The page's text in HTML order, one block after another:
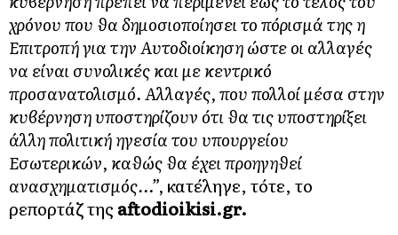
χρόνου που θα δημοσιοποίησει το πόρισμά της η
Επιτροπή για την Αυτοδιοίκηση ώστε οι αλλαγές
να είναι συνολικές και με κεντρικό
προσανατολισμό. Αλλαγές, που πολλοί μέσα στην
κυβέρνηση υποστηρίζουν ότι θα τις υποστηρίξει
άλλη πολιτική ηγεσία του υπουργείου
Εσωτερικών, καθώς θα έχει προηγηθεί
ανασχηματισμός…”, κατέληγε, τότε, το
ρεπορτάζ της aftodioikisi.gr.